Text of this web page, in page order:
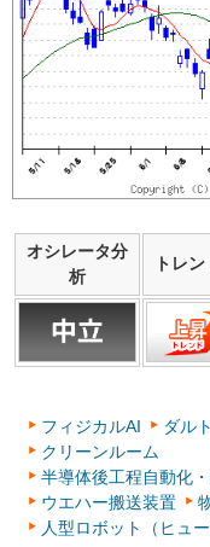
オシレータ分
析
トレ
フィジカルAI ダル
クリーンルーム
半導体後工程自動化
ウエハー搬送装置
人型ロボット（ヒュー